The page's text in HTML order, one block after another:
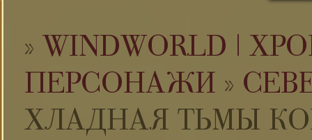
» WINDWORLD |
ПЕРСОНАЖИ »
ХЛАДНАЯ ТЬМЫ